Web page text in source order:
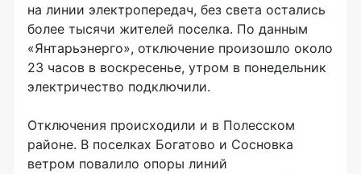
на линии электропередач, без света остались
более тысячи жителей поселка. По данным
«Янтарьэнерго», отключение произошло около
23 часов в воскресенье, утром в понедельник
электричество подключили.
Отключения происходили и в Полесском
районе. В поселках Богатово и Сосновка
ветром повалило опоры линий